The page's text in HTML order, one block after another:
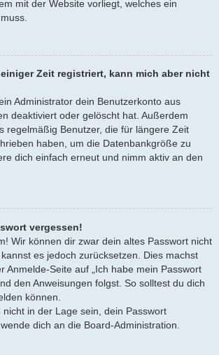
mit der Website vorliegt, welches ein
Zeit registriert, kann mich aber nicht
Administrator dein Benutzerkonto aus
deaktiviert oder gelöscht hat. Außerdem
regelmäßig Benutzer, die für längere Zeit
haben, um die Datenbankgröße zu
dich einfach erneut und nimm aktiv an den
vergessen!
Wir können dir zwar dein altes Passwort nicht
es jedoch zurücksetzen. Dies machst
Anmelde-Seite auf „Ich habe mein Passwort
den Anweisungen folgst. So solltest du dich
können.
nicht in der Lage sein, dein Passwort
dich an die Board-Administration.